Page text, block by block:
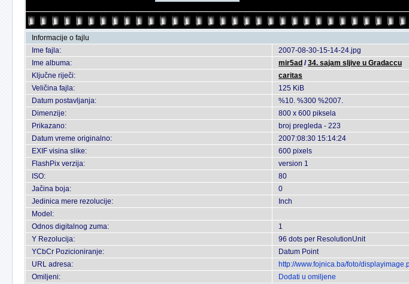
Informacije o fajlu
Ime fajla:
2007-08-30-15-14-24.jpg
Ime albuma:
mir5ad /34. sajam sljive u Gradaccu
Ključne riječi:
caritas
Veličina fajla:
125 KiB
Datum postavljanja:
%10. %300 %2007.
Dimenzije:
800 x 600 piksela
Prikazano:
broj pregleda - 223
Datum vreme originalno:
2007:08:30 15:14:24
EXIF visina slike:
600 pixels
FlashPix verzija:
version 1
ISO:
80
Jačina boja:
0
Jedinica mere rezolucije:
Inch
Model:
Odnos digitalnog zuma:
1
Y Rezolucija:
96 dots per ResolutionUnit
YCbCr Pozicioniranje:
Datum Point
URL adresa:
http://www.fojnica.ba/foto/
Omiljeni:
Dodati u omiljene